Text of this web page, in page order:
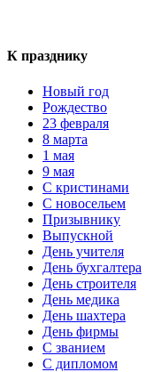
К празднику
Новый год
Рождество
23 февраля
8 марта
1 мая
9 мая
С кристинами
С новосельем
Призывнику
Выпускной
День учителя
День бухгалтера
День строителя
День медика
День шахтера
День фирмы
С званием
С дипломом